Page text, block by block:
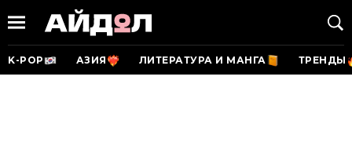
K-POP АЗИЯ ЛИТЕРАТУРА И МАНГА ТРЕНДЫ